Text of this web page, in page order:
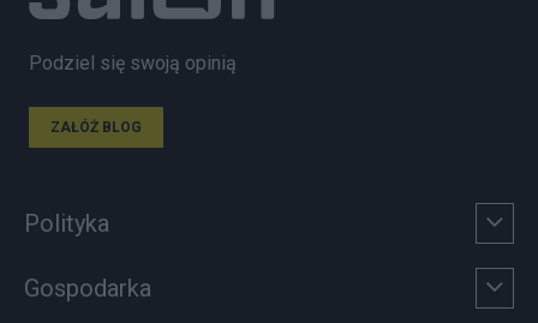
Podziel się swoją opinią
ZAŁÓŻ BLOG
Polityka
Gospodarka